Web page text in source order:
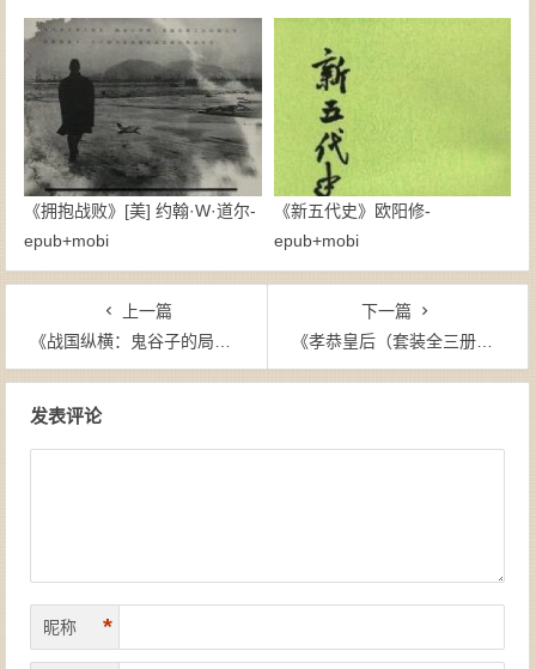
书》廖信忠-epub+mobi
《拥抱战败》[美] 约翰·W·道尔-
epub+mobi
《新五代史》欧阳修-
epub+mobi
上一篇
《战国纵横：鬼谷子的局（多看精制，套装8册全）》寒川子（作者）-epub
下一篇
《孝恭皇后（套装全三册）》原铨（作者）-epub+mobi+azw3
发表评论
昵称 *